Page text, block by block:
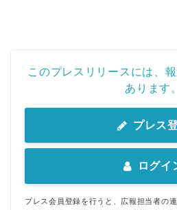
このプレスリリースには、
あります。
プレス
ログイ
プレス会員登録を行うと、広報担当者の